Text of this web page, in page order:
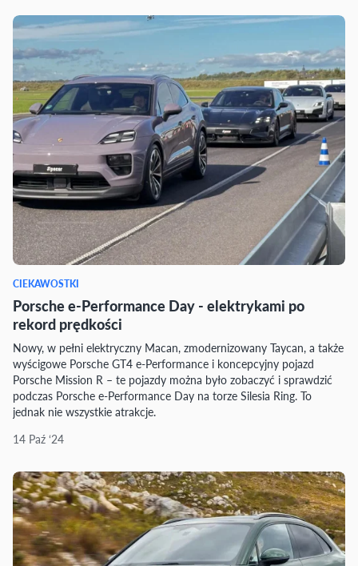
CIEKAWOSTKI
Porsche e-Performance Day - elektrykami po
rekord prędkości
Nowy, w pełni elektryczny Macan, zmodernizowany Taycan, a także
wyścigowe Porsche GT4 e-Performance i koncepcyjny pojazd
Porsche Mission R – te pojazdy można było zobaczyć i sprawdzić
podczas Porsche e-Performance Day na torze Silesia Ring. To
jednak nie wszystkie atrakcje.
14 Paź ‘24